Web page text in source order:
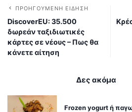
ΠΡΟΗΓΟΎΜΕΝΗ ΕΊΔΗΣΗ
DiscoverEU: 35.500
δωρεάν ταξιδιωτικές
κάρτες σε νέους – Πως θα
κάνετε αίτηση
Δες ακόμα
Frozen yogurt ή